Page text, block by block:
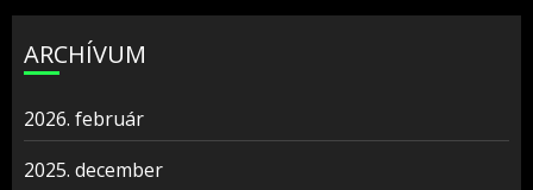
ARCHÍVUM
2026. február
2025. december